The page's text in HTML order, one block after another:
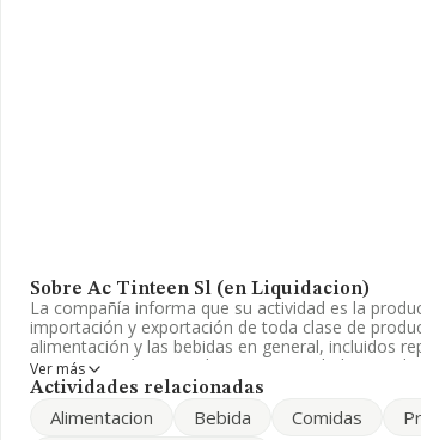
Sobre Ac Tinteen Sl (en Liquidacion)
La compañía informa que su actividad es la
importación y exportación de toda clase de
alimentación y las bebidas en general, incluidos
empresa está registrada como Sociedad Limitada.
otros componentes, piezas y accesorios para
Ver más
Actividades relacionadas
Alimentacion Bebida Comidas